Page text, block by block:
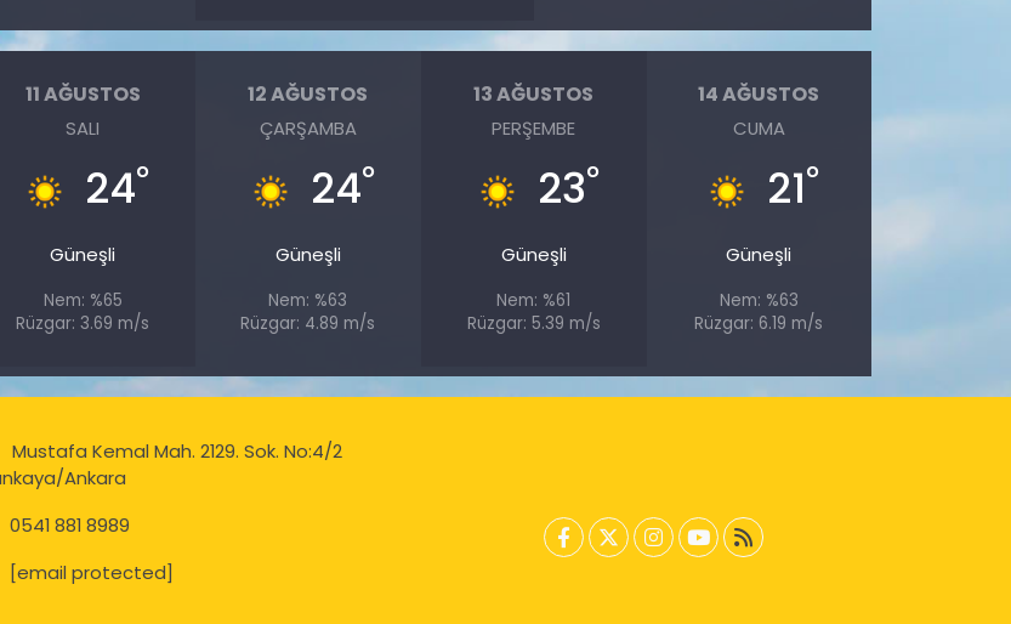
11 AĞUSTOS
SALI
24°
Güneşli
Nem: %65
Rüzgar: 3.69 m/s
12 AĞUSTOS
ÇARŞAMBA
24°
Güneşli
Nem: %63
Rüzgar: 4.89 m/s
13 AĞUSTOS
PERŞEMBE
23°
Güneşli
Nem: %61
Rüzgar: 5.39 m/s
14 AĞUSTOS
CUMA
21°
Güneşli
Nem: %63
Rüzgar: 6.19 m/s
Mustafa Kemal Mah. 2129. Sok. No:4/2
Ankara
0541 881 8989
[email protected]